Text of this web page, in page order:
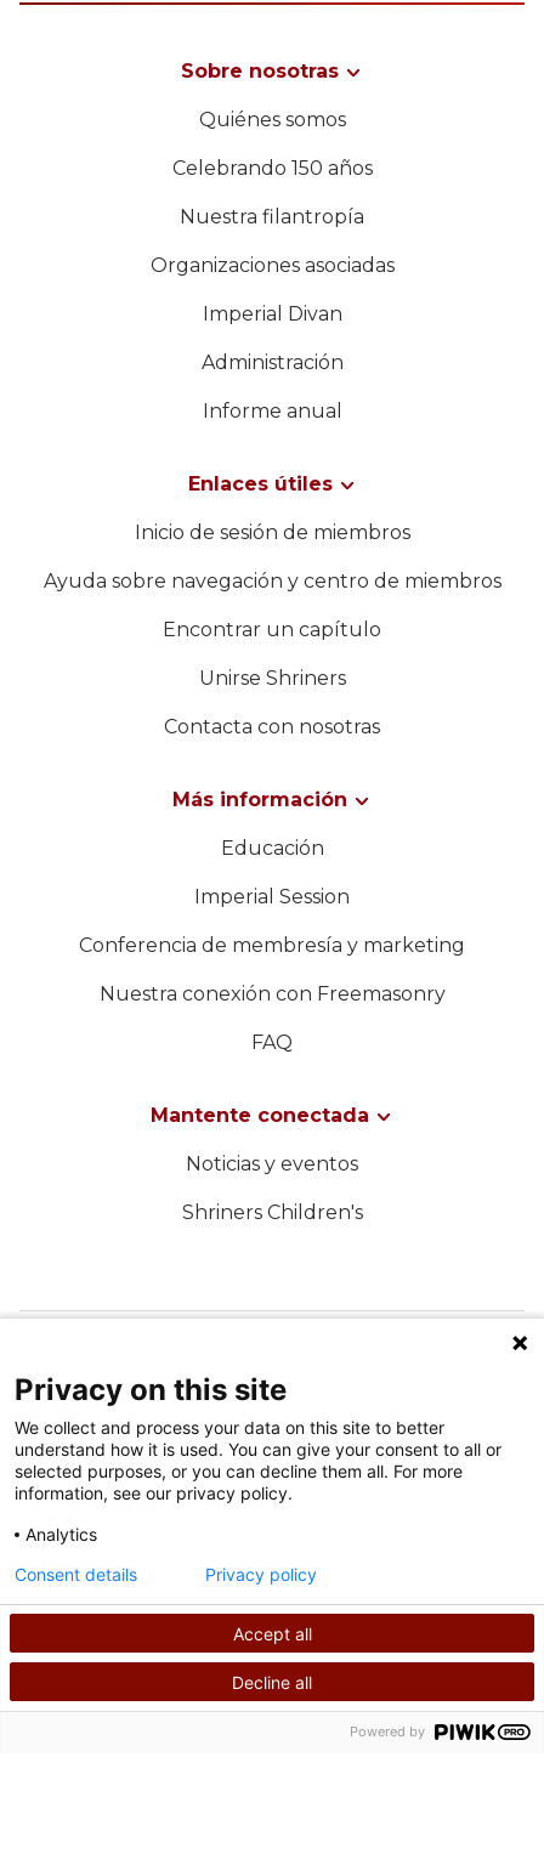
Sobre nosotras
Quiénes somos
Celebrando 150 años
Nuestra filantropía
Organizaciones asociadas
Imperial Divan
Administración
Informe anual
Enlaces útiles
Inicio de sesión de miembros
Ayuda sobre navegación y centro de miembros
Encontrar un capítulo
Unirse Shriners
Contacta con nosotras
Más información
Educación
Imperial Session
Conferencia de membresía y marketing
Nuestra conexión con Freemasonry
FAQ
Mantente conectada
Noticias y eventos
Shriners Children's
política de privacidad
©2026 Derechos de autor de Shriners International
LLÁMANOS BUSCAR
Privacy on this site
We collect and process your data on this site to better
understand how it is used. You can give your consent to all or
selected purposes, or you can decline them all. For more
information, see our privacy policy.
Analytics
Accept all
Decline all
Consent details Privacy policy
Powered by